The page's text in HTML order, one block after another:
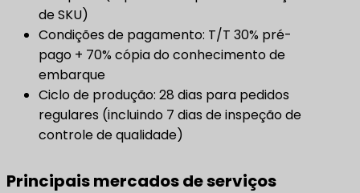
de SKU)
Condições de pagamento: T/T 30% pré-
pago + 70% cópia do conhecimento de
embarque
Ciclo de produção: 28 dias para pedidos
regulares (incluindo 7 dias de inspeção de
controle de qualidade)
Principais mercados de serviços